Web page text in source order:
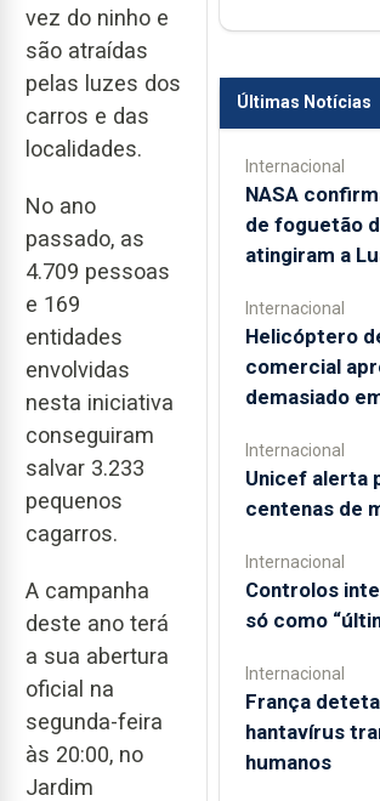
vez do ninho e
são atraídas
pelas luzes dos
carros e das
localidades.
No ano
passado, as
4.709 pessoas
e 169
entidades
envolvidas
nesta iniciativa
conseguiram
salvar 3.233
pequenos
cagarros.
A campanha
deste ano terá
a sua abertura
oficial na
segunda-feira
às 20:00, no
Jardim
Últimas Notícias
Internacional
NASA
de foguetão
atingiram a
Internacional
Helicóptero
comercial
demasiado
Internacional
Unicef alerta
centenas de
Internacional
Controlos
só como
Internacional
França
hantavírus
humanos